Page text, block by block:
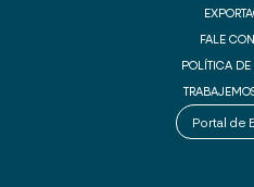
FALE
POLÍTICA
Portal de